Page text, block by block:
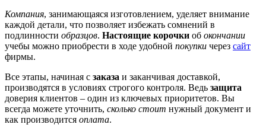
Компания, занимающаяся изготовлением, уделяет внимание
каждой детали, что позволяет избежать сомнений в
подлинности образцов. Настоящие корочки об окончании
учебы можно приобрести в ходе удобной покупки через сайт
фирмы.
Все этапы, начиная с заказа и заканчивая доставкой,
производятся в условиях строгого контроля. Ведь защита
доверия клиентов – один из ключевых приоритетов. Вы
всегда можете уточнить, сколько стоит нужный документ и
как производится оплата.